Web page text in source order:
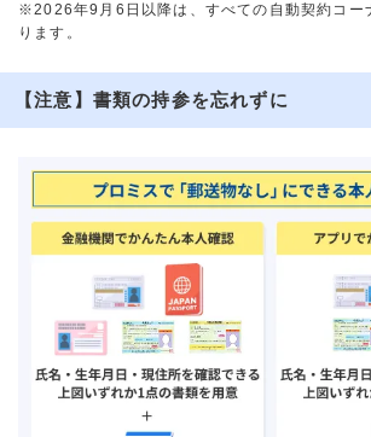
※2026年9月6日以降は、すべての自動契約コー
ります。
【注意】書類の持参を忘れずに